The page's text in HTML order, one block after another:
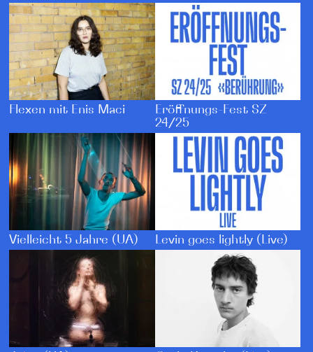
Flexen mit Enis Maci
Eröffnungs-Fest SZ
24/25
Vielleicht 5 Jahre (UA) Levin goes lightly (Live)